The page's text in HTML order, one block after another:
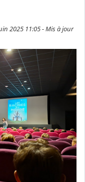
2025 11:05 - Mis à jour